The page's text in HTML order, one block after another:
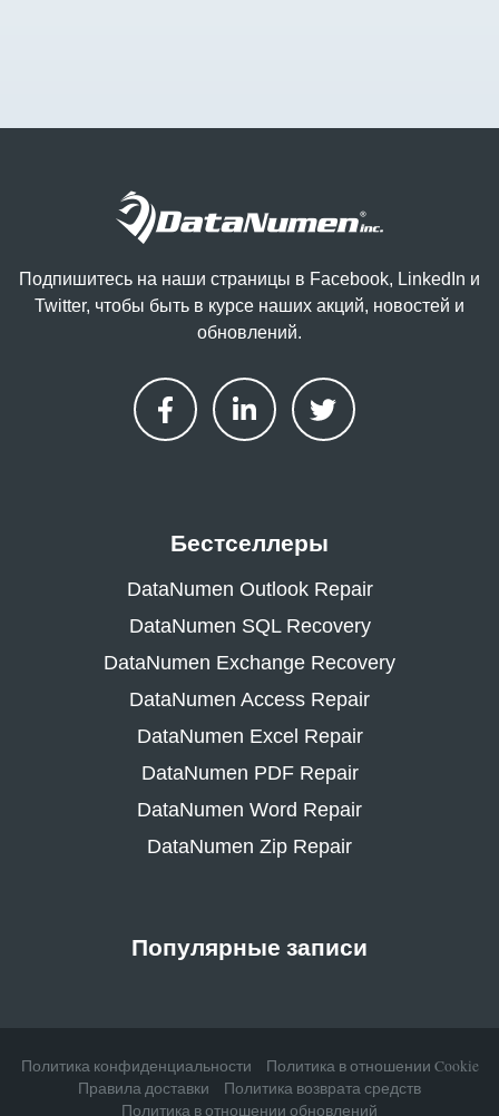
Подпишитесь на наши страницы в Facebook, LinkedIn и
Twitter, чтобы быть в курсе наших акций, новостей и
обновлений.
Бестселлеры
DataNumen Outlook Repair
DataNumen SQL Recovery
DataNumen Exchange Recovery
DataNumen Access Repair
DataNumen Excel Repair
DataNumen PDF Repair
DataNumen Word Repair
DataNumen Zip Repair
Популярные записи
Политика конфиденциальности
Политика в отношении Cookie
Правила доставки
Политика возврата средств
Политика в отношении обновлений